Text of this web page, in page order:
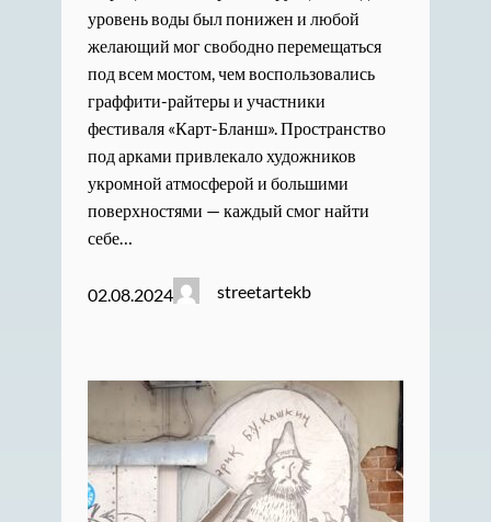
уровень воды был понижен и любой
желающий мог свободно перемещаться
под всем мостом, чем воспользовались
граффити-райтеры и участники
фестиваля «Карт-Бланш». Пространство
под арками привлекало художников
укромной атмосферой и большими
поверхностями — каждый смог найти
себе…
02.08.2024 streetartekb